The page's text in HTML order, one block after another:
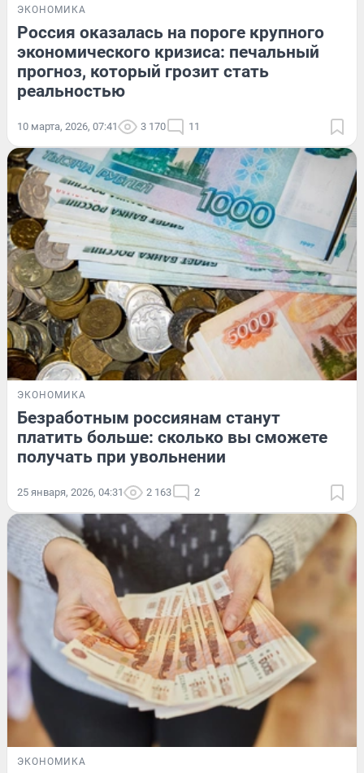
ЭКОНОМИКА
Россия оказалась на пороге крупного
экономического кризиса: печальный
прогноз, который грозит стать
реальностью
10 марта, 2026, 07:41 3 170 11
ЭКОНОМИКА
Безработным россиянам станут
платить больше: сколько вы сможете
получать при увольнении
25 января, 2026, 04:31 2 163 2
ЭКОНОМИКА